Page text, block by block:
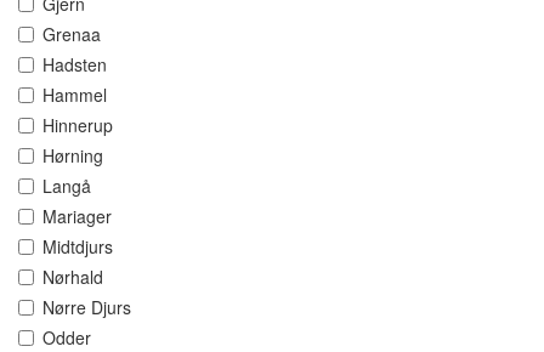
Grenaa
Hadsten
Hammel
Hinnerup
Hørning
Langå
Mariager
Midtdjurs
Nørhald
Nørre Djurs
Odder